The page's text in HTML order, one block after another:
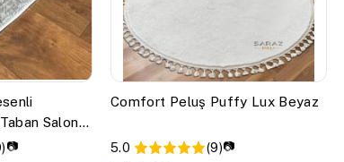
Salon
Halısı Gri
📷
Comfort Peluş Puffy Lux Beyaz
5.0 (9)📷